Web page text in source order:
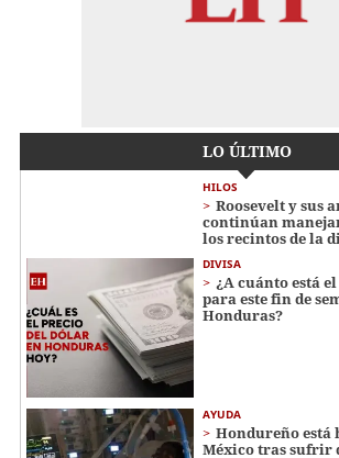
LO ÚLTIMO
HILOS
Roosevelt y sus
continúan
los recintos de la
DIVISA
¿A cuánto está
para este fin de
Honduras?
AYUDA
Hondureño está
México tras sufrir